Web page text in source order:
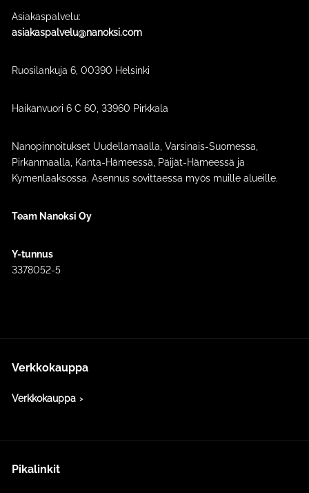
Asiakaspalvelu:
asiakaspalvelu@nanoksi.com
Ruosilankuja 6, 00390 Helsinki
Haikanvuori 6 C 60​, 33960 Pirkkala
Nanopinnoitukset Uudellamaalla, Varsinais-Suomessa,
Pirkanmaalla, Kanta-Hämeessä, Päijät-Hämeessä ja
Kymenlaaksossa. Asennus sovittaessa myös muille alueille.
Team Nanoksi Oy
Y-tunnus
3378052-5
Verkkokauppa
Verkkokauppa
Pikalinkit